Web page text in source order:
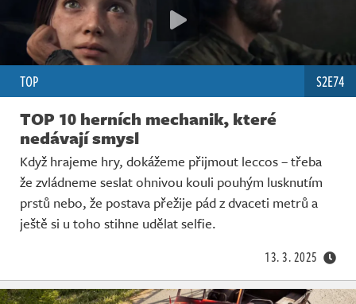
TOP S2E74
TOP 10 herních mechanik, které
nedávají smysl
Když hrajeme hry, dokážeme přijmout leccos – třeba
že zvládneme seslat ohnivou kouli pouhým lusknutím
prstů nebo, že postava přežije pád z dvaceti metrů a
ještě si u toho stihne udělat selfie.
13. 3. 2025